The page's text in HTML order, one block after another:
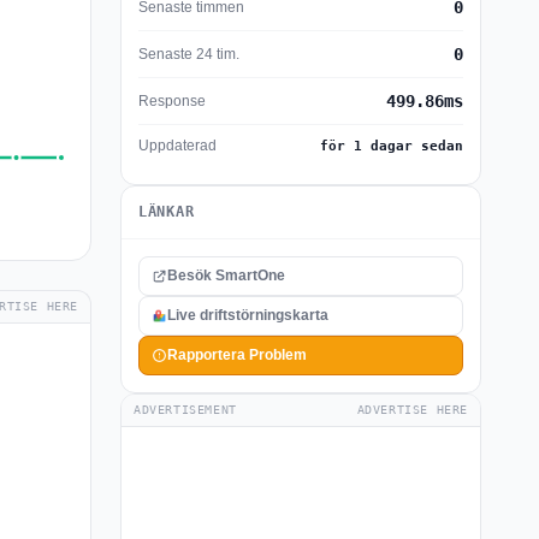
HERE
Senaste timmen 0
Senaste 24 tim. 0
Response 499.86ms
Uppdaterad för 1 dagar sedan
LÄNKAR
Besök SmartOne
Live driftstörningskarta
Rapportera Problem
ADVERTISEMENT ADVERTISE HERE